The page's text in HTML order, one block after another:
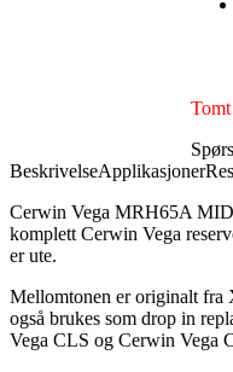
BeskrivelseApplikasjoner
Cerwin Vega MRH65A
komplett Cerwin Vega
er ute.
Mellomtonen er originalt fra
også brukes som drop in
Vega CLS og Cerwin Vega